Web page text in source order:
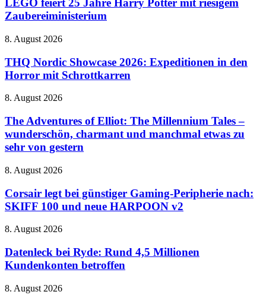
naher
Zukunft
dem
Jahre
Harry
mit
Zaubereiministerium
LEGO feiert 25 Jahre Harry Potter mit riesigem
Zaubereiministerium
THQ
Showcase
2026:
Expeditionen
den
mit
Schrottkarren
8. August 2026
THQ Nordic Showcase 2026: Expeditionen in den
Horror mit Schrottkarren
The
of
Elliot:
The
Millennium
–
charmant
und
manchmal
etwas
sehr
von
gestern
8. August 2026
The Adventures of Elliot: The Millennium Tales –
wunderschön, charmant und manchmal etwas zu
sehr von gestern
Corsair
bei
günstiger
Gaming-
nach:
100
und
HARPOON
8. August 2026
Corsair legt bei günstiger Gaming-Peripherie nach:
SKIFF 100 und neue HARPOON v2
Datenleck
Ryde:
Rund
4,5
Kundenkonten
8. August 2026
Datenleck bei Ryde: Rund 4,5 Millionen
Kundenkonten betroffen
Jurassic
8. August 2026